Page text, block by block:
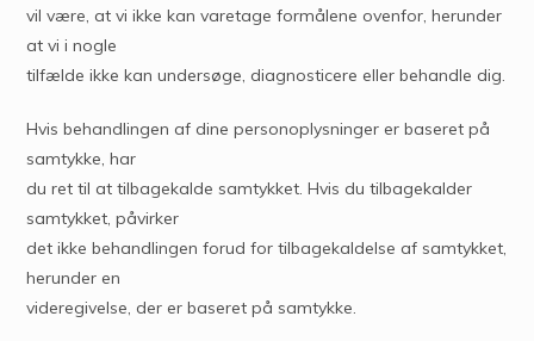
vil være, at vi ikke kan varetage formålene ovenfor, herunder
at vi i nogle
tilfælde ikke kan undersøge, diagnosticere eller behandle dig.
Hvis behandlingen af dine personoplysninger er baseret på
samtykke, har
du ret til at tilbagekalde samtykket. Hvis du tilbagekalder
samtykket, påvirker
det ikke behandlingen forud for tilbagekaldelse af samtykket,
herunder en
videregivelse, der er baseret på samtykke.